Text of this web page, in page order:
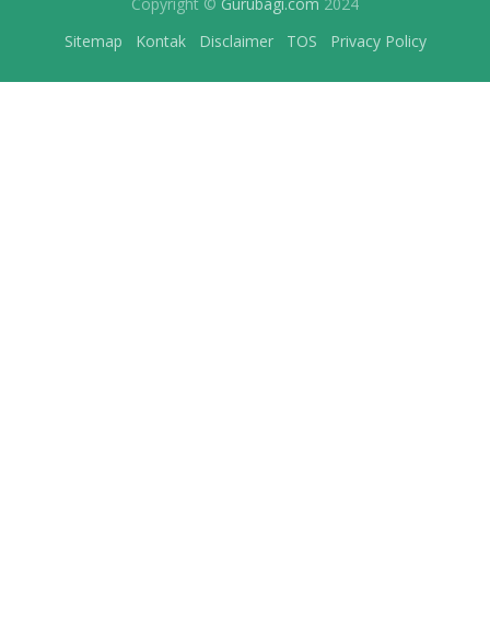
Sitemap
Kontak Disclaimer TOS Privacy Policy